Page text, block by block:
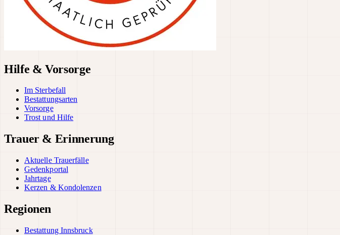
Hilfe & Vorsorge
Im Sterbefall
Bestattungsarten
Vorsorge
Trost und Hilfe
Trauer & Erinnerung
Aktuelle Trauerfälle
Gedenkportal
Jahrtage
Kerzen & Kondolenzen
Regionen
Bestattung Innsbruck